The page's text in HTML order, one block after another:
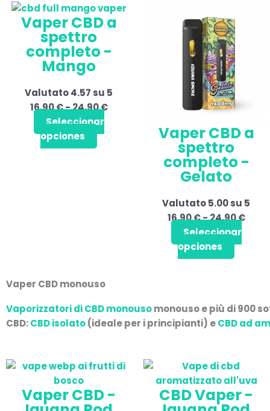
Vaper CBD a
spettro
completo -
Mango
Valutato4.57 su 5
16,90€-24,90€
Fascia
di
da
24,90 €
Seleccionar
opciones
Questo
prodotto
ha
più
varianti.
opzioni
possono
essere
scelte
nella
Vaper CBD a
spettro
completo -
Gelato
Valutato5.00su 5
16,90€-24,90€
Seleccionar
opciones
prodotto
ha
più
varianti.
Le
opzioni
possono
scelte
nella
pagina
del
Vaper CBD monouso
Vaporizzatori di CBD monousomonouso e più di900
CBD:CBD isolato(ideale per i principianti) eCBD ad
Vaper CBD - CBD Vaper -